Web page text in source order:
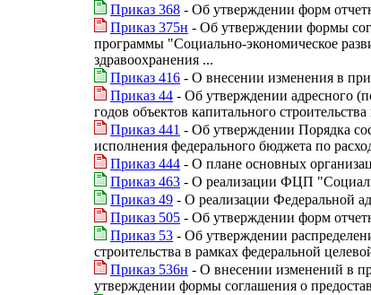
Приказ 368 - Об утверждении форм
Приказ 375н - Об утверждении формы
программы "Социально-экономическое
здравоохранения ...
Приказ 416 - О внесении изменения в
Приказ 44 - Об утверждении адресного
годов объектов капитального
Приказ 441 - Об утверждении Порядка
исполнения федерального бюджета по
Приказ 444 - О плане основных
Приказ 463 - О реализации ФЦП
Приказ 49 - О реализации Федеральной
Приказ 505 - Об утверждении форм
Приказ 53 - Об утверждении
строительства в рамках федеральной
Приказ 536н - О внесении изменений в
утверждении формы соглашения о